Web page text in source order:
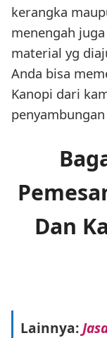
kerangka
menengah
material yg
Anda bisa
Kanopi dari
Dan
Lainnya: